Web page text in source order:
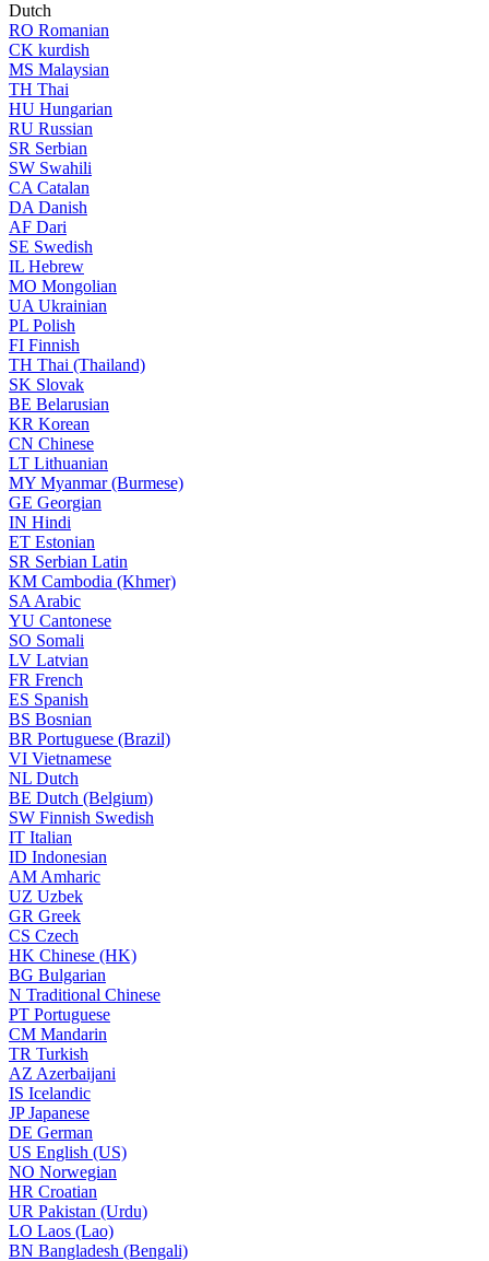
Dutch
RO Romanian
CK kurdish
MS Malaysian
TH Thai
HU Hungarian
RU Russian
SR Serbian
SW Swahili
CA Catalan
DA Danish
AF Dari
SE Swedish
IL Hebrew
MO Mongolian
UA Ukrainian
PL Polish
FI Finnish
TH Thai (Thailand)
SK Slovak
BE Belarusian
KR Korean
CN Chinese
LT Lithuanian
MY Myanmar (Burmese)
GE Georgian
IN Hindi
ET Estonian
SR Serbian Latin
KM Cambodia (Khmer)
SA Arabic
YU Cantonese
SO Somali
LV Latvian
FR French
ES Spanish
BS Bosnian
BR Portuguese (Brazil)
VI Vietnamese
NL Dutch
BE Dutch (Belgium)
SW Finnish Swedish
IT Italian
ID Indonesian
AM Amharic
UZ Uzbek
GR Greek
CS Czech
HK Chinese (HK)
BG Bulgarian
N Traditional Chinese
PT Portuguese
CM Mandarin
TR Turkish
AZ Azerbaijani
IS Icelandic
JPJapanese
DE German
US English (US)
NO Norwegian
HR Croatian
UR Pakistan (Urdu)
LO Laos (Lao)
BN Bangladesh (Bengali)